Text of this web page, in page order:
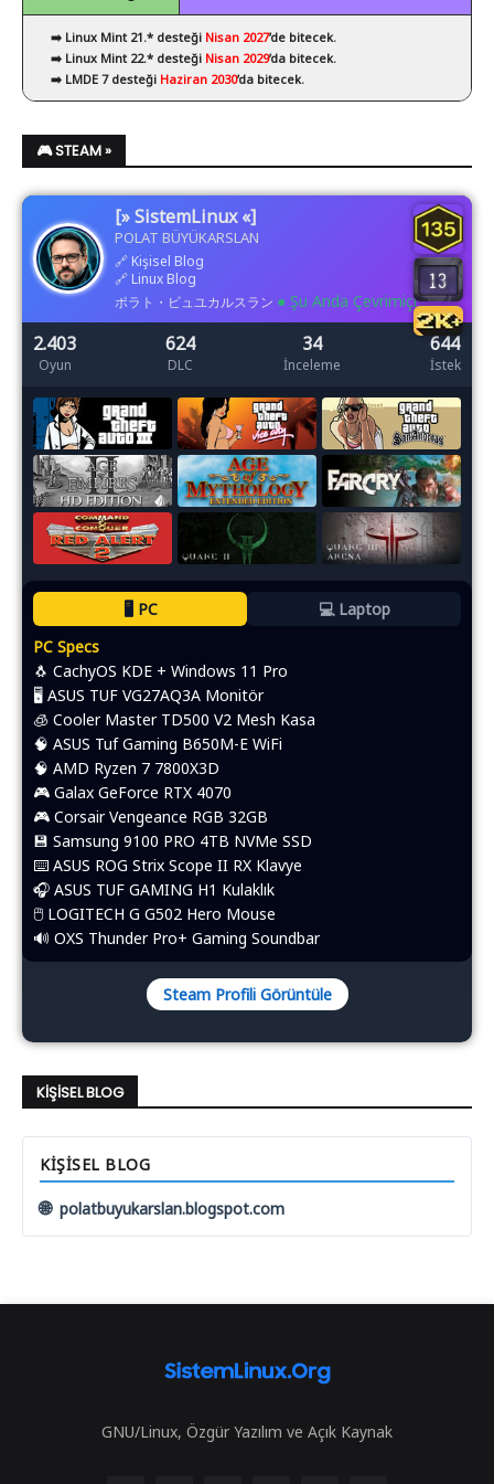
➡️ Linux Mint 21.* desteği Nisan 2027’de bitecek.
➡️ Linux Mint 22.* desteği Nisan 2029’da bitecek.
➡️ LMDE 7 desteği Haziran 2030’da bitecek.
🎮 STEAM »
[» SistemLinux «]
POLAT BÜYÜKARSLAN
🔗 Kişisel Blog
🔗 Linux Blog
ポラト・ビュユカルスラン ● Şu Anda Çevrimiçi
2.403
Oyun
624
DLC
34
İnceleme
644
İstek
🖥️ PC
💻 Laptop
PC Specs
🐧 CachyOS KDE + Windows 11 Pro
🖥️ ASUS TUF VG27AQ3A Monitör
🧊 Cooler Master TD500 V2 Mesh Kasa
🧠 ASUS Tuf Gaming B650M-E WiFi
🧠 AMD Ryzen 7 7800X3D
🎮 Galax GeForce RTX 4070
🎮 Corsair Vengeance RGB 32GB
💾 Samsung 9100 PRO 4TB NVMe SSD
⌨️​ ASUS ROG Strix Scope II RX Klavye
🎧 ASUS TUF GAMING H1 Kulaklık
🖱️​ LOGITECH G G502 Hero Mouse
🔊 OXS Thunder Pro+ Gaming Soundbar
Steam Profili Görüntüle
KIŞISEL BLOG
KIŞISEL BLOG
🌐 polatbuyukarslan.blogspot.com
GNU/Linux, Özgür Yazılım ve Açık Kaynak